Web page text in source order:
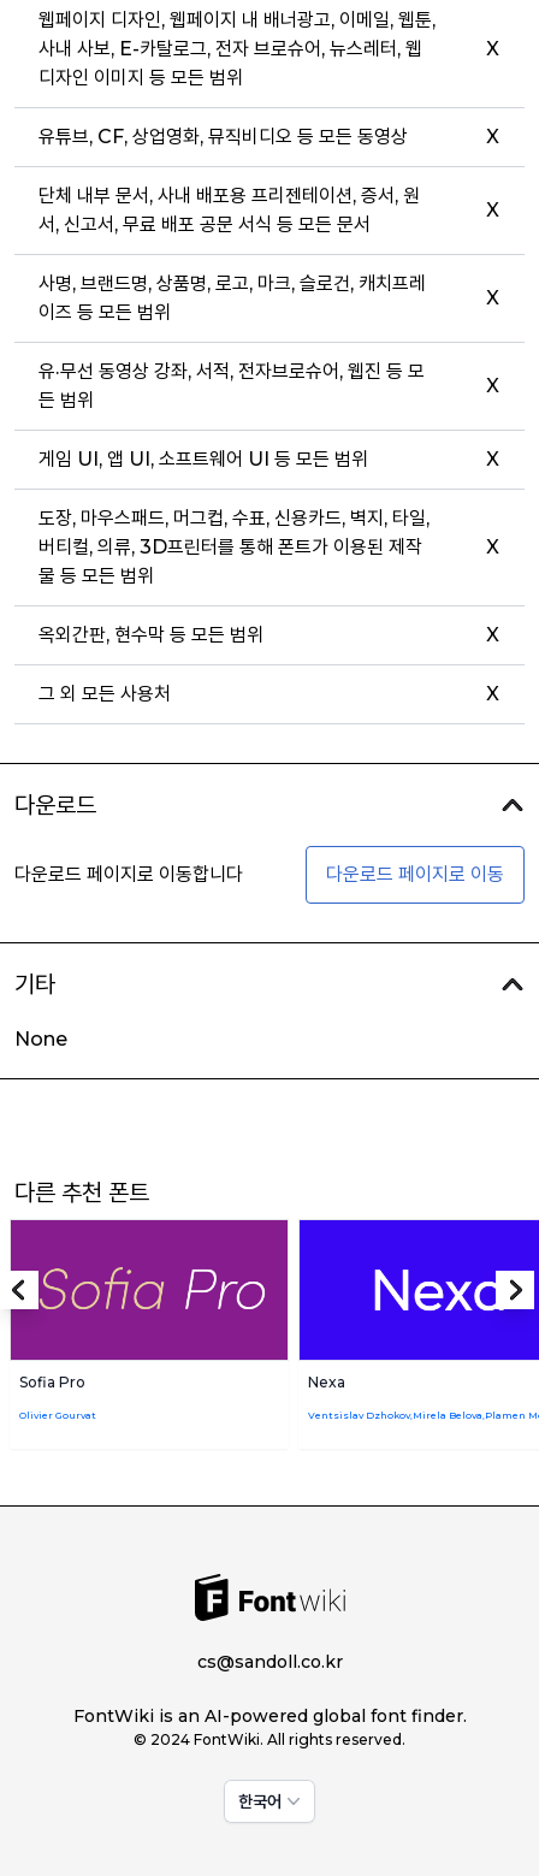
웹페이지 디자인, 웹페이지 내 배너광고, 이메일, 웹툰,
사내 사보, E-카탈로그, 전자 브로슈어, 뉴스레터, 웹
디자인 이미지 등 모든 범위
X
유튜브, CF, 상업영화, 뮤직비디오 등 모든 동영상 X
단체 내부 문서, 사내 배포용 프리젠테이션, 증서, 원
서, 신고서, 무료 배포 공문 서식 등 모든 문서
X
사명, 브랜드명, 상품명, 로고, 마크, 슬로건, 캐치프레
이즈 등 모든 범위
X
유·무선 동영상 강좌, 서적, 전자브로슈어, 웹진 등 모
든 범위
X
게임 UI, 앱 UI, 소프트웨어 UI 등 모든 범위 X
도장, 마우스패드, 머그컵, 수표, 신용카드, 벽지, 타일,
버티컬, 의류, 3D프린터를 통해 폰트가 이용된 제작
물 등 모든 범위
X
옥외간판, 현수막 등 모든 범위 X
그 외 모든 사용처 X
다운로드
다운로드 페이지로 이동합니다 다운로드 페이지로 이동
기타
None
다른 추천 폰트
Sofia Pro
Olivier Gourvat
Nexa
cs@sandoll.co.kr
FontWiki is an AI-powered global font finder.
© 2024 FontWiki. All rights reserved.
한국어